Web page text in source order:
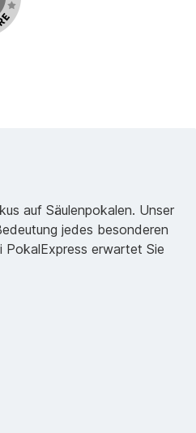
auf Säulenpokalen. Unser
jedes besonderen
erwartet Sie